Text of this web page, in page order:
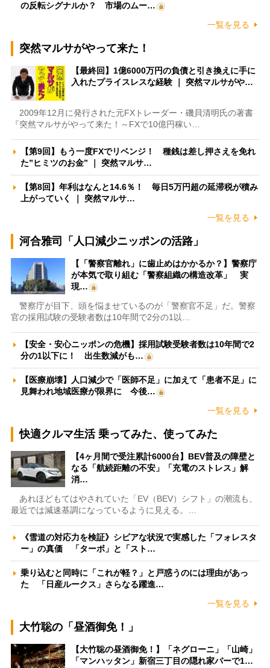
の反転シグナルか？ 市場のムー…
一覧を見る
突然マルサがやって来た！
【最終回】1億6000万円の負債と引き換えに手に
入れたプライスレスな経験 ｜ 突然マルサがや…
2009年12月に発行された元FXトレーダー・磯貝清明氏の著書
『突然マルサがやって来た！～FXで10億円稼い…
【第9回】もう一度FXでリベンジ！ 種銭は差し押さえを免れ
た”ヒミツのお金” ｜ 突然マルサ…
【第8回】年利はなんと14.6％！ 毎日5万円超の延滞税が積み
上がっていく ｜ 突然マルサ…
一覧を見る
河合雅司「人口減少ニッポンの活路」
【「警察官離れ」に歯止めはかかるか？】警察庁
が本気で取り組む「警察組織の構造改革」 実
現…
警察庁が目下、頭を悩ませているのが「警察官不足」だ。警察
官の採用試験の受験者数は10年間で2分の1以…
【安全・安心ニッポンの危機】採用試験受験者数は10年間で2
分の1以下に！ 出生数減がも…
【医療崩壊】人口減少で「医師不足」に加えて「患者不足」に
見舞われ地域医療が限界に 今後…
一覧を見る
快適クルマ生活 乗ってみた、使ってみた
【4ヶ月間で受注累計6000台】BEV普及の障壁と
なる「航続距離の不安」「充電のストレス」解
消…
あれほどもてはやされていた「EV（BEV）シフト」の潮流も、
最近では減速基調になっているように見える。…
《雪道の対応力を検証》シビアな状況で実感した「フォレスタ
ー」の真価 「ターボ」と「スト…
乗り込むと同時に「これが軽？」と戸惑うのには理由があっ
た 「日産ルークス」さらなる躍進…
一覧を見る
大竹聡の「昼酒御免！」
【大竹聡の昼酒御免！】「ネグローニ」「山崎」
「マンハッタン」新宿三丁目の隠れ家バーで1…